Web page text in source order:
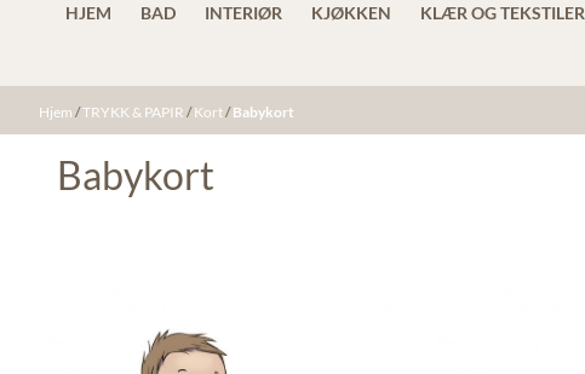
HJEM BAD INTERIØR KJØKKEN KLÆR OG TEKSTILER
Hjem /TRYKK & PAPIR /Kort/Babykort
Babykort